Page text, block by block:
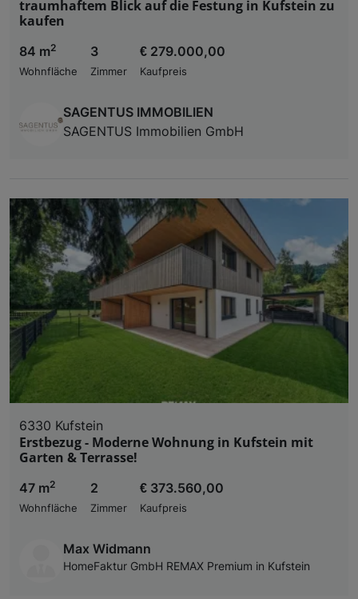
traumhaftem Blick auf die Festung in Kufstein zu
kaufen
84 m2
Wohnfläche
3
Zimmer
€ 279.000,00
Kaufpreis
SAGENTUS IMMOBILIEN
SAGENTUS Immobilien GmbH
6330 Kufstein
Erstbezug - Moderne Wohnung in Kufstein mit
Garten & Terrasse!
47 m2
Wohnfläche
2
Zimmer
€ 373.560,00
Kaufpreis
Max Widmann
HomeFaktur GmbH REMAX Premium in Kufstein